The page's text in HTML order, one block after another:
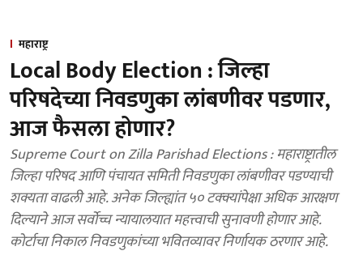
महाराष्ट्र
Local Body Election : जिल्हा
परिषदेच्या निवडणुका लांबणीवर पडणार,
आज फैसला होणार?
Supreme Court on Zilla Parishad Elections : महाराष्ट्रातील
जिल्हा परिषद आणि पंचायत समिती निवडणुका लांबणीवर पडण्याची
शक्यता वाढली आहे. अनेक जिल्ह्यांत ५० टक्क्यांपेक्षा अधिक आरक्षण
दिल्याने आज सर्वोच्च न्यायालयात महत्त्वाची सुनावणी होणार आहे.
कोर्टाचा निकाल निवडणुकांच्या भवितव्यावर निर्णायक ठरणार आहे.